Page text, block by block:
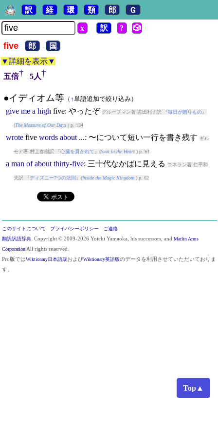
Top▲
訳 経 環 類 郎 Ｇ
x 訳 ? 🎲
five 郎
国
▼詳細を表示▼
五倍† 5人†
●イディオム等（ ↑単語追加で絞り込み）
give me a high five: やったぞ グループマン著 吉田利子訳 『毎日が贈りもの』
(The Measure of Our Days) p. 134
wrote five words about...: 〜について短い一行を書き残す ギル
モア著 村上春樹訳 『心臓を貫かれて 』(Shot in the Heart) p. 64
a man of about thirty-five: 三十代なかばに見える コネラン著 仁平和
夫訳 『ディズニー7つの法則 』(Inside the Magic Kingdom) p. 62
このサイトについて プライバシーポリシー
ご連絡
翻訳訳語辞典. Copyright © 2009-2026 Yoichi Yamaoka, his successors, and Marlin Arms
CorporationAll rights reserved.
Pro版ではWiktionary日本語版およびWiktionary英語版のデータを利用させていただいておりま
す。